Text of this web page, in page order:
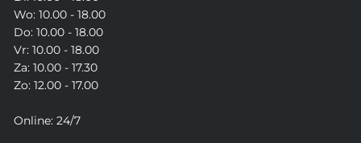
Wo: 10.00 - 18.00
Do: 10.00 - 18.00
Vr: 10.00 - 18.00
Za: 10.00 - 17.30
Zo: 12.00 - 17.00
Online: 24/7